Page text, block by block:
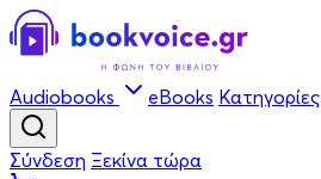
Audiobooks eBooks Κατηγορίες
Σύνδεση Ξεκίνα τώρα